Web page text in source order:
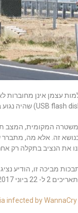
עצמן אינן מחוברות
המקומית, המצב
זה. אלא מה,
את הנציב בתקלה רק
מביכה זו, הודיע
בכ- 1 מיליון דולר אוסטרלי.
infected by